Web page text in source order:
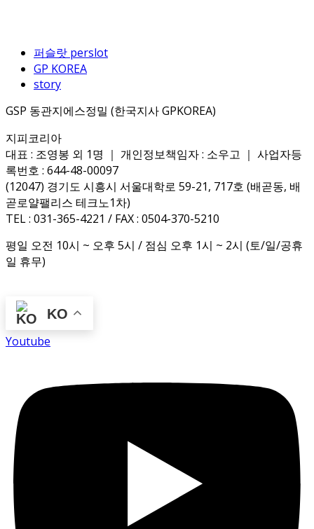
퍼슬랏 perslot
GP KOREA
story
GSP 동관지에스정밀 (한국지사 GPKOREA)
지피코리아
대표 : 조영봉 외 1명 ｜ 개인정보책임자 : 소우고 ｜ 사업자등
록번호 : 644-48-00097
(12047) 경기도 시흥시 서울대학로 59-21, 717호 (배곧동, 배
곧로얄팰리스 테크노1차)
TEL : 031-365-4221 / FAX : 0504-370-5210
평일 오전 10시 ~ 오후 5시 / 점심 오후 1시 ~ 2시 (토/일/공휴
일 휴무)
KO
Youtube